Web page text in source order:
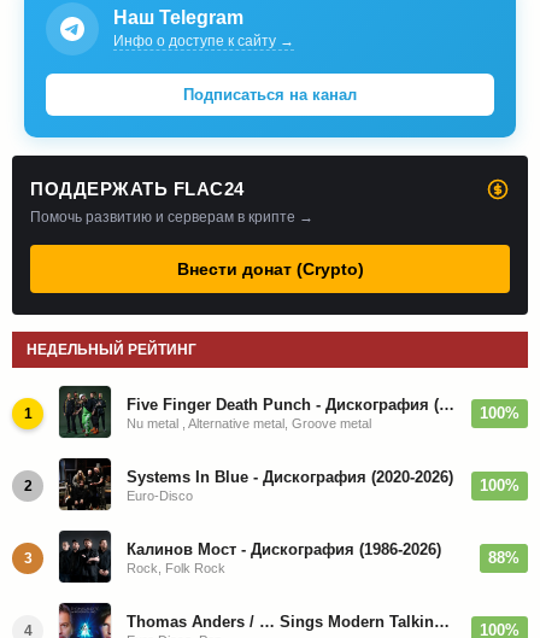
Наш Telegram
Инфо о доступе к сайту →
Подписаться на канал
ПОДДЕРЖАТЬ FLAC24
Помочь развитию и серверам в крипте →
Внести донат (Crypto)
НЕДЕЛЬНЫЙ РЕЙТИНГ
1 Five Finger Death Punch - Дискография (2008-2026)
Nu metal , Alternative metal, Groove metal
100%
2 Systems In Blue - Дискография (2020-2026)
Euro-Disco
100%
3 Калинов Мост - Дискография (1986-2026)
Rock, Folk Rock
88%
4 Thomas Anders / … Sings Modern Talking: The Best hi-res 100%